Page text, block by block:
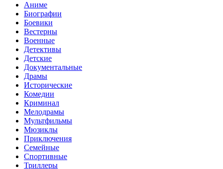
Аниме
Биографии
Боевики
Вестерны
Военные
Детективы
Детские
Документальные
Драмы
Исторические
Комедии
Криминал
Мелодрамы
Мультфильмы
Мюзиклы
Приключения
Семейные
Спортивные
Триллеры